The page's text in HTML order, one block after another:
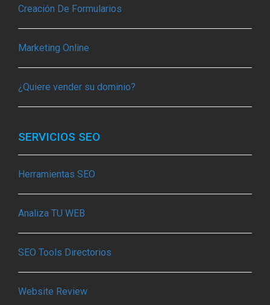
Creación De Formularios
Marketing Online
¿Quiere vender su dominio?
SERVICIOS SEO
Herramientas SEO
Analiza TU WEB
SEO Tools Directorios
Website Review